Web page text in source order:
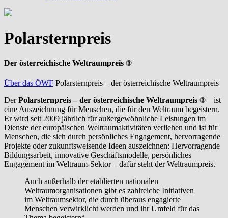
Polarsternpreis
Der österreichische Weltraumpreis ®
Über das ÖWF Polarsternpreis – der österreichische Weltraumpreis
DerPolarsternpreis – der österreichische Weltraumpreis ® – ist
eine Auszeichnung für Menschen, die für den Weltraum begeistern.
Er wird seit 2009 jährlich für außergewöhnliche Leistungen im
Dienste der europäischen Weltraumaktivitäten verliehen und ist für
Menschen, die sich durch persönliches Engagement, hervorragende
Projekte oder zukunftsweisende Ideen auszeichnen: Hervorragende
Bildungsarbeit, innovative Geschäftsmodelle, persönliches
Engagement im Weltraum-Sektor – dafür steht der Weltraumpreis.
Auch außerhalb der etablierten nationalen
Weltraumorganisationen gibt es zahlreiche Initiativen
im Weltraumsektor, die durch überaus engagierte
Menschen verwirklicht werden und ihr Umfeld für das